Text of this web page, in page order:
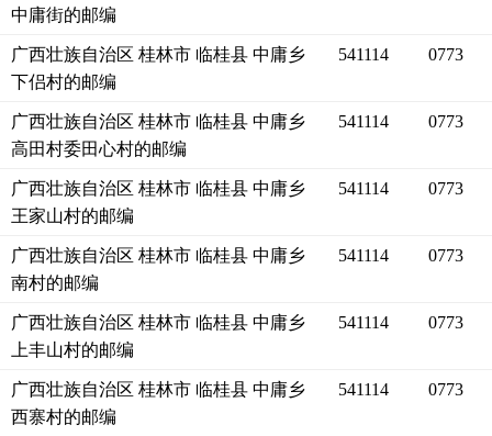
中庸街的邮编
广西壮族自治区 桂林市 临桂县 中庸乡
下侣村的邮编
541114 0773
广西壮族自治区 桂林市 临桂县 中庸乡
高田村委田心村的邮编
541114 0773
广西壮族自治区 桂林市 临桂县 中庸乡
王家山村的邮编
541114 0773
广西壮族自治区 桂林市 临桂县 中庸乡
南村的邮编
541114 0773
广西壮族自治区 桂林市 临桂县 中庸乡
上丰山村的邮编
541114 0773
广西壮族自治区 桂林市 临桂县 中庸乡
西寨村的邮编
541114 0773